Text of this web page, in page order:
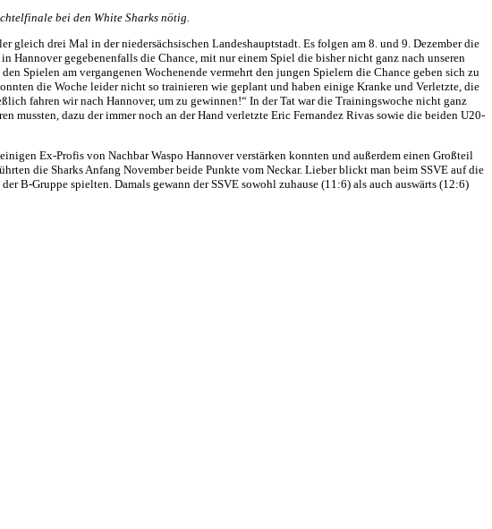
bei den White Sharks nötig.
gleich drei Mal in der niedersächsischen Landeshauptstadt. Es folgen am 8. und 9. Dezember die
gegebenenfalls die Chance, mit nur einem Spiel die bisher nicht ganz nach unseren
Spielen am vergangenen Wochenende vermehrt den jungen Spielern die Chance geben sich zu
die Woche leider nicht so trainieren wie geplant und haben einige Kranke und Verletzte, die
fahren wir nach Hannover, um zu gewinnen!“ In der Tat war die Trainingswoche nicht ganz
mussten, dazu der immer noch an der Hand verletzte Eric Fernandez Rivas sowie die beiden U20-
Ex-Profis von Nachbar Waspo Hannover verstärken konnten und außerdem einen Großteil
die Sharks Anfang November beide Punkte vom Neckar. Lieber blickt man beim SSVE auf die
B-Gruppe spielten. Damals gewann der SSVE sowohl zuhause (11:6) als auch auswärts (12:6)